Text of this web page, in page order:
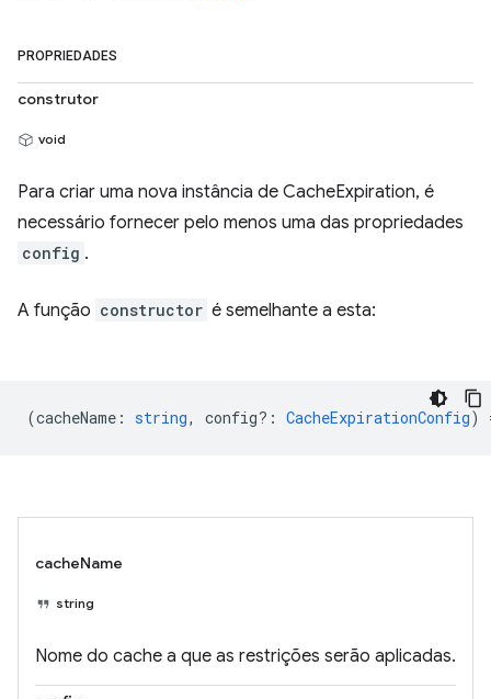
PROPRIEDADES
construtor
void
Para criar uma nova instância de CacheExpiration, é
necessário fornecer pelo menos uma das propriedades
config .
A função constructor é semelhante a esta:
(cacheName : string, config? : CacheExpirationConfig)
cacheName
string
Nome do cache a que as restrições serão aplicadas.